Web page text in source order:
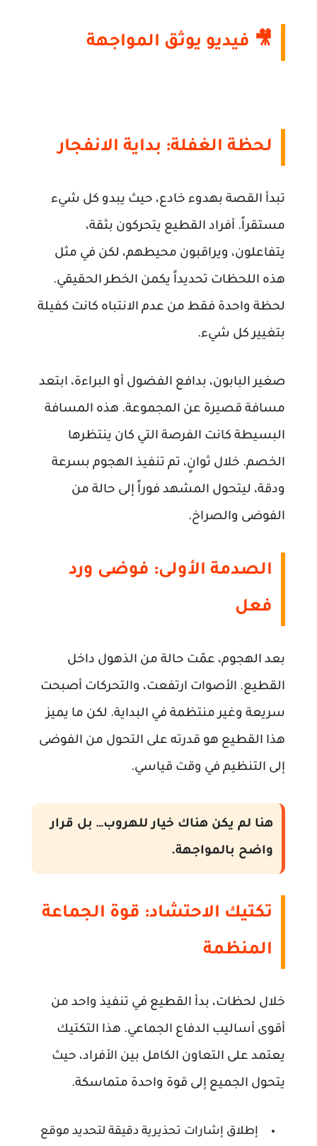
🎥 فيديو يوثق المواجهة
لحظة الغفلة: بداية الانفجار
تبدأ القصة بهدوء خادع، حيث يبدو كل شيء
مستقراً. أفراد القطيع يتحركون بثقة،
يتفاعلون، ويراقبون محيطهم، لكن في مثل
هذه اللحظات تحديداً يكمن الخطر الحقيقي.
لحظة واحدة فقط من عدم الانتباه كانت كفيلة
بتغيير كل شيء.
صغير البابون، بدافع الفضول أو البراءة، ابتعد
مسافة قصيرة عن المجموعة. هذه المسافة
البسيطة كانت الفرصة التي كان ينتظرها
الخصم. خلال ثوانٍ، تم تنفيذ الهجوم بسرعة
ودقة، ليتحول المشهد فوراً إلى حالة من
الفوضى والصراخ.
الصدمة الأولى: فوضى ورد
فعل
بعد الهجوم، عمّت حالة من الذهول داخل
القطيع. الأصوات ارتفعت، والتحركات أصبحت
سريعة وغير منتظمة في البداية. لكن ما يميز
هذا القطيع هو قدرته على التحول من الفوضى
إلى التنظيم في وقت قياسي.
هنا لم يكن هناك خيار للهروب… بل قرار
واضح بالمواجهة.
تكتيك الاحتشاد: قوة الجماعة
المنظمة
خلال لحظات، بدأ القطيع في تنفيذ واحد من
أقوى أساليب الدفاع الجماعي. هذا التكتيك
يعتمد على التعاون الكامل بين الأفراد، حيث
يتحول الجميع إلى قوة واحدة متماسكة.
إطلاق إشارات تحذيرية دقيقة لتحديد موقع